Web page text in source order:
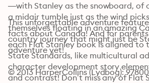
—with Stanley as the snowboard, of
a midair tumble just as the wind
themselves floating in an amazing
country journey that might just be
adventure yet!
This unforgettable adventure
facts about Canada! And for
each Flat Stanley book is aligned to
State Standards, like multicultural
character development story
and contrast! Don’t miss any of Flat
© 2013 HarperCollins (Lydbog):